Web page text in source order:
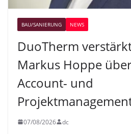
BAU/SANIERUNG NEWS
DuoTherm
Markus Hoppe
Account- und
07/08/2026 dc